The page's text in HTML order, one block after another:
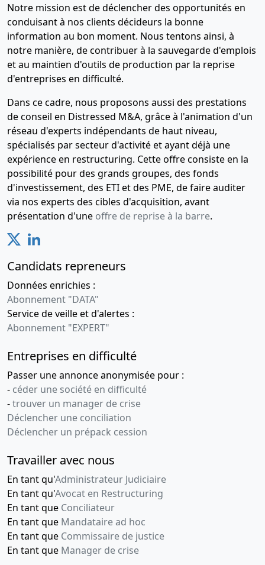
Notre mission est de déclencher des opportunités en
conduisant à nos clients décideurs la bonne
information au bon moment. Nous tentons ainsi, à
notre manière, de contribuer à la sauvegarde d'emplois
et au maintien d'outils de production par la reprise
d'entreprises en difficulté.
Dans ce cadre, nous proposons aussi des prestations
de conseil en Distressed M&A, grâce à l'animation d'un
réseau d'experts indépendants de haut niveau,
spécialisés par secteur d'activité et ayant déjà une
expérience en restructuring. Cette offre consiste en la
possibilité pour des grands groupes, des fonds
d'investissement, des ETI et des PME, de faire auditer
via nos experts des cibles d'acquisition, avant
présentation d'une offre de reprise à la barre.
Candidats repreneurs
Données enrichies :
Abonnement "DATA"
Service de veille et d'alertes :
Abonnement "EXPERT"
Entreprises en difficulté
Passer une annonce anonymisée pour :
- céder une société en difficulté
-trouver un manager de crise
Déclencher une conciliation
Déclencher un prépack cession
Travailler avec nous
En tant qu'Administrateur Judiciaire
En tant qu'Avocat en Restructuring
En tant que Conciliateur
En tant que Mandataire ad hoc
En tant que Commissaire de justice
En tant que Manager de crise